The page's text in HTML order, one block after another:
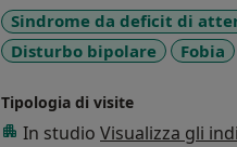
Sindrome da deficit di
Disturbo bipolare
Fobia
Tipologia di visite
In studio Visualizza gli